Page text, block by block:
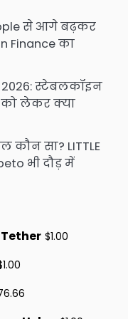
से आगे बढ़कर
Finance का
2026: स्टेबलकॉइन
को लेकर क्या
कौन सा? LITTLE
भी दौड़ में
Tether $1.00